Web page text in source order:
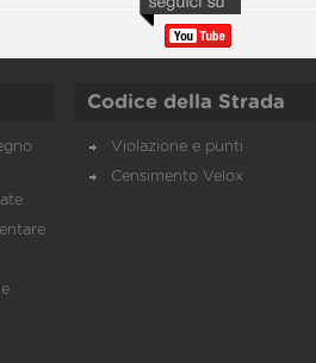
Codice della Strada
Violazione e punti
Censimento Velox